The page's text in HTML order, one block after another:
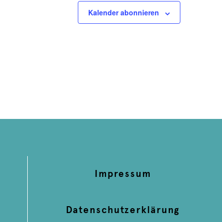
Kalender abonnieren
Impressum
Datenschutzerklärung